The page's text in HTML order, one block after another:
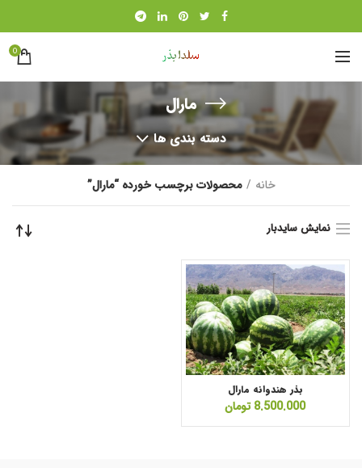
0
مارال
دسته بندی ها
خانه محصولات برچسب خورده “مارال”
نمایش سایدبار
بذر هندوانه مارال
8.500.000 تومان